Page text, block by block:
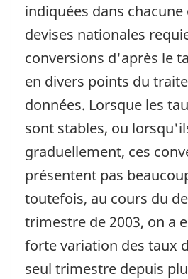
indiquées dans chacune
devises nationales
conversions d'après le
en divers points du
données. Lorsque les
sont stables, ou
graduellement, ces
présentent pas
toutefois, au cours du
trimestre de 2003, on a
forte variation des taux
seul trimestre depuis